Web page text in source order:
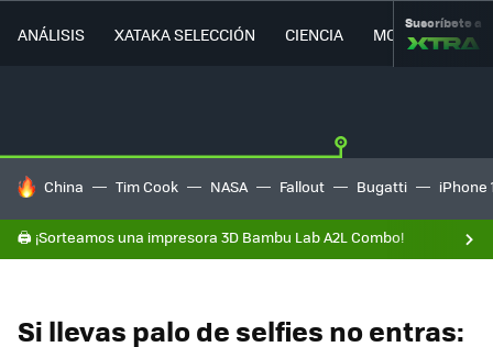
ANÁLISIS XATAKA SELECCIÓN CIENCIA MOVILIDAD
Suscríbete a
HOY SE HABLA DE
China Tim Cook NASA Fallout Bugatti iPhone
🖨️ ¡Sorteamos una impresora 3D Bambu Lab A2L Combo!
Si llevas palo de selfies no entras: